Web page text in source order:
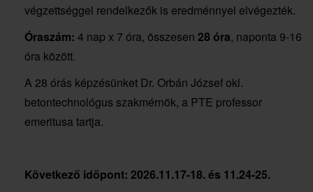
végzettséggel rendelkezők is eredménnyel elvégezték.
Óraszám: 4 nap x 7 óra, összesen 28 óra, naponta 9-16
óra között.
A 28 órás képzésünket Dr. Orbán József okl.
betontechnológus szakmérnök, a PTE professor
emeritusa tartja.
Következő időpont: 2026.11.17-18. és 11.24-25.